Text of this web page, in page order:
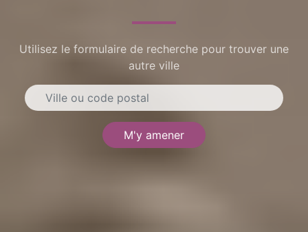
Utilisez le formulaire de recherche pour trouver une
autre ville
M'y amener